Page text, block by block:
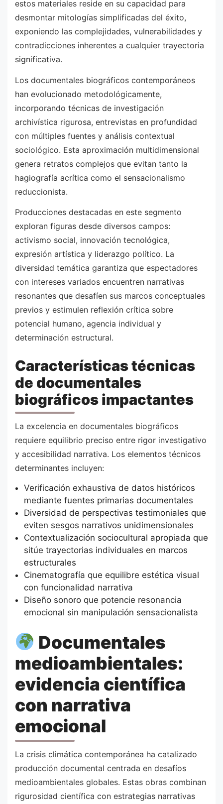
estos materiales reside en su capacidad para
desmontar mitologías simplificadas del éxito,
exponiendo las complejidades, vulnerabilidades y
contradicciones inherentes a cualquier trayectoria
significativa.
Los documentales biográficos contemporáneos
han evolucionado metodológicamente,
incorporando técnicas de investigación
archivística rigurosa, entrevistas en profundidad
con múltiples fuentes y análisis contextual
sociológico. Esta aproximación multidimensional
genera retratos complejos que evitan tanto la
hagiografía acrítica como el sensacionalismo
reduccionista.
Producciones destacadas en este segmento
exploran figuras desde diversos campos:
activismo social, innovación tecnológica,
expresión artística y liderazgo político. La
diversidad temática garantiza que espectadores
con intereses variados encuentren narrativas
resonantes que desafíen sus marcos conceptuales
previos y estimulen reflexión crítica sobre
potencial humano, agencia individual y
determinación estructural.
Características técnicas
de documentales
biográficos impactantes
La excelencia en documentales biográficos
requiere equilibrio preciso entre rigor investigativo
y accesibilidad narrativa. Los elementos técnicos
determinantes incluyen:
Verificación exhaustiva de datos históricos
mediante fuentes primarias documentales
Diversidad de perspectivas testimoniales que
eviten sesgos narrativos unidimensionales
Contextualización sociocultural apropiada que
sitúe trayectorias individuales en marcos
estructurales
Cinematografía que equilibre estética visual
con funcionalidad narrativa
Diseño sonoro que potencie resonancia
emocional sin manipulación sensacionalista
Documentales
medioambientales:
evidencia científica
con narrativa
emocional
La crisis climática contemporánea ha catalizado
producción documental centrada en desafíos
medioambientales globales. Estas obras combinan
rigurosidad científica con estrategias narrativas